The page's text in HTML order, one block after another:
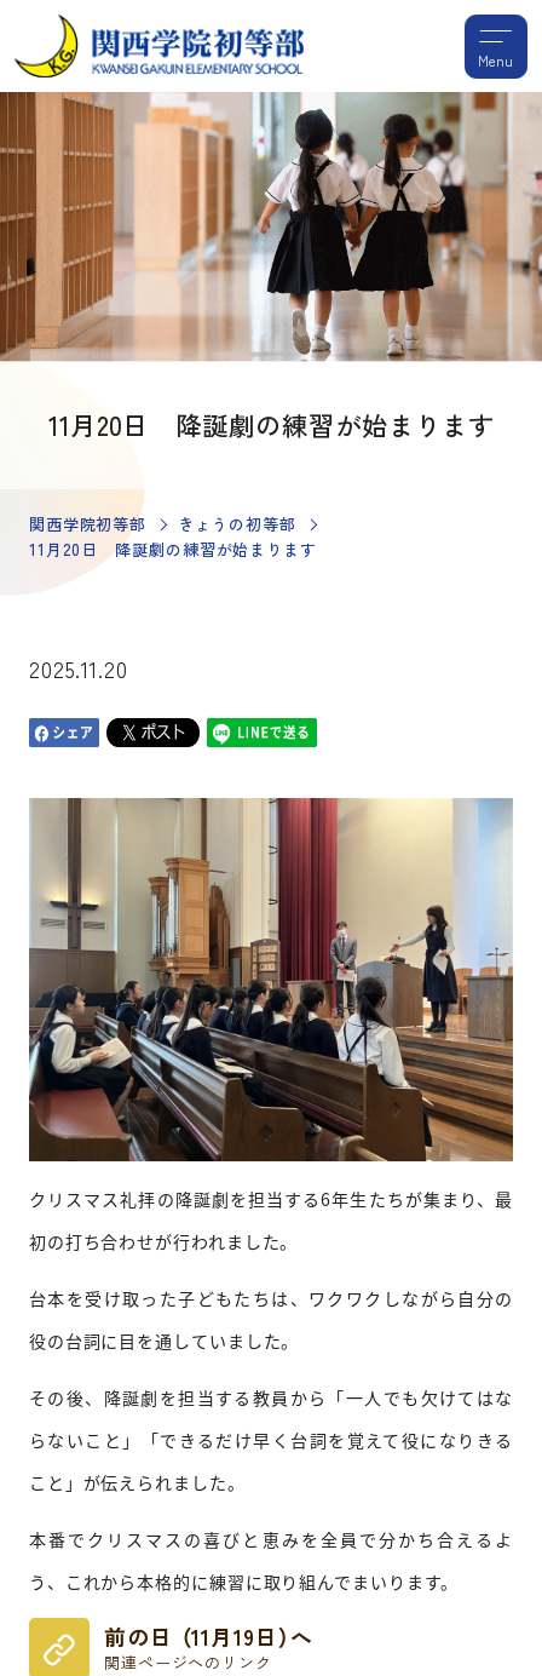
Menu
11月20日 降誕劇の練習が始まります
関西学院初等部
きょうの初等部
11月20日 降誕劇の練習が始まります
2025.11.20
クリスマス礼拝の降誕劇を担当する6年生たちが集まり、最
初の打ち合わせが行われました。
台本を受け取った子どもたちは、ワクワクしながら自分の
役の台詞に目を通していました。
その後、降誕劇を担当する教員から「一人でも欠けてはな
らないこと」「できるだけ早く台詞を覚えて役になりきる
こと」が伝えられました。
本番でクリスマスの喜びと恵みを全員で分かち合えるよ
う、これから本格的に練習に取り組んでまいります。
前の日 （11月19日）へ
関連ページへのリンク